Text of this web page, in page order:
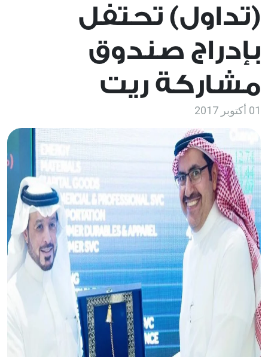
(تداول) تحتفل
بإدراج صندوق
مشاركة ريت
01 أكتوبر 2017